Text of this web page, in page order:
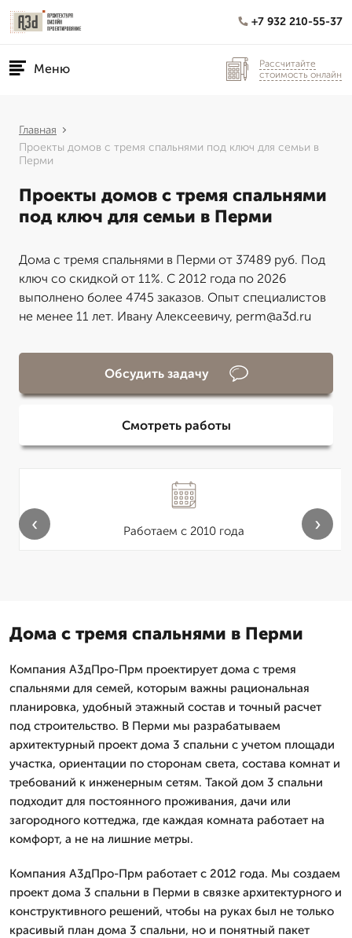
+7 932 210-55-37
Меню
Рассчитайте
стоимость онлайн
Главная
Проекты домов с тремя спальнями под ключ для семьи в
Перми
Проекты домов с тремя спальнями
под ключ для семьи в Перми
Дома с тремя спальнями в Перми от 37489 руб. Под
ключ со скидкой от 11%. С 2012 года по 2026
выполнено более 4745 заказов. Опыт специалистов
не менее 11 лет. Ивану Алексеевичу, perm@a3d.ru
Обсудить задачу
Смотреть работы
Работаем с 2010 года
‹ ›
Дома с тремя спальнями в Перми
Компания А3дПро-Прм проектирует дома с тремя
спальнями для семей, которым важны рациональная
планировка, удобный этажный состав и точный расчет
под строительство. В Перми мы разрабатываем
архитектурный проект дома 3 спальни с учетом площади
участка, ориентации по сторонам света, состава комнат и
требований к инженерным сетям. Такой дом 3 спальни
подходит для постоянного проживания, дачи или
загородного коттеджа, где каждая комната работает на
комфорт, а не на лишние метры.
Компания А3дПро-Прм работает с 2012 года. Мы создаем
проект дома 3 спальни в Перми в связке архитектурного и
конструктивного решений, чтобы на руках был не только
красивый план дома 3 спальни, но и понятный пакет